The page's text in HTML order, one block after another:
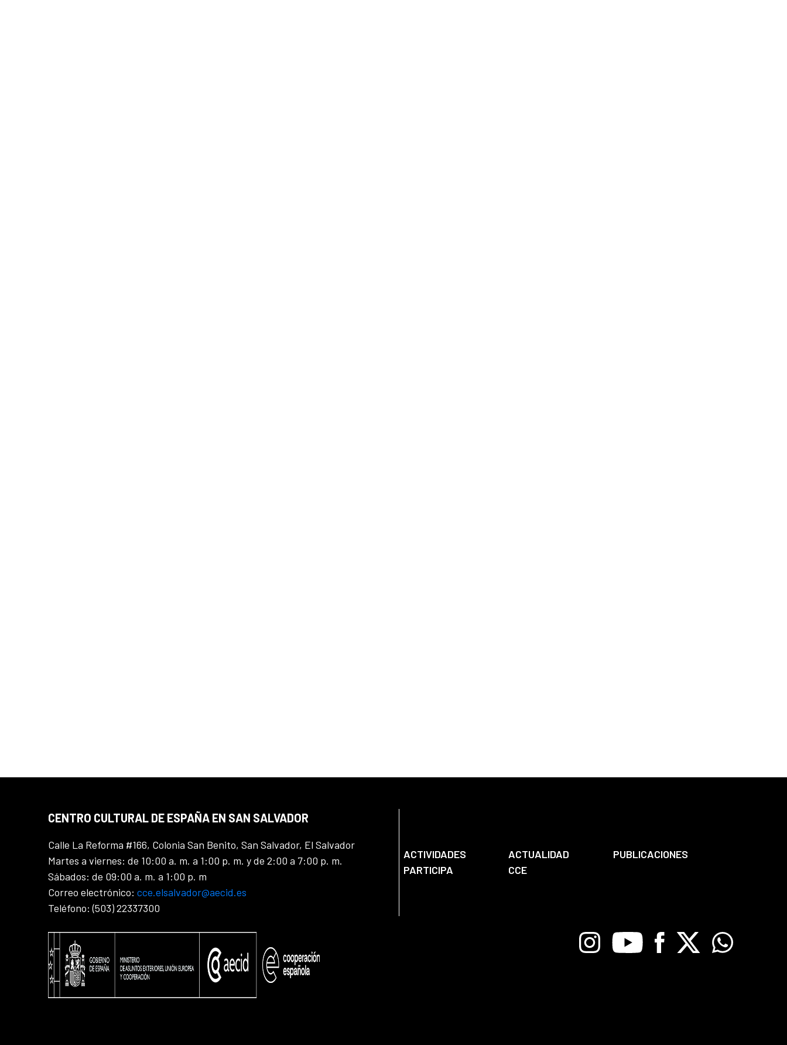
CENTRO CULTURAL DE ESPAÑA EN SAN SALVADOR
Calle La Reforma #166, Colonia San Benito, San Salvador, El Salvador
Martes a viernes: de 10:00 a. m. a 1:00 p. m. y de 2:00 a 7:00 p. m.
Sábados: de 09:00 a. m. a 1:00 p. m
Correo electrónico: cce.elsalvador@aecid.es
Teléfono: (503) 22337300
ACTIVIDADES ACTUALIDAD
PUBLICACIONES
PARTICIPA
CCE
InstagramYoutube Facebook
X Whatsapp